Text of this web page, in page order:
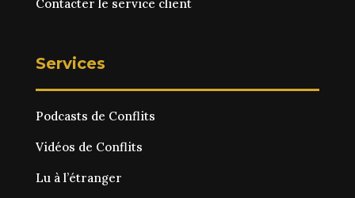
Contacter le service client
Services
Podcasts de Conflits
Vidéos de Conflits
Lu à l’étranger